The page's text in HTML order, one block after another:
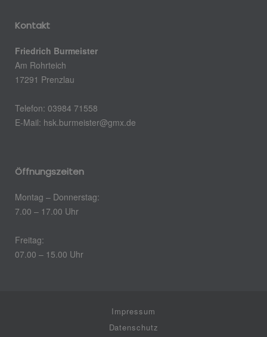
Kontakt
Friedrich Burmeister
Am Rohrteich
17291 Prenzlau
Telefon: 03984 71558
E-Mail: hsk.burmeister@gmx.de
Öffnungszeiten
Montag – Donnerstag:
7.00 – 17.00 Uhr
Freitag:
07.00 – 15.00 Uhr
Impressum
Datenschutz